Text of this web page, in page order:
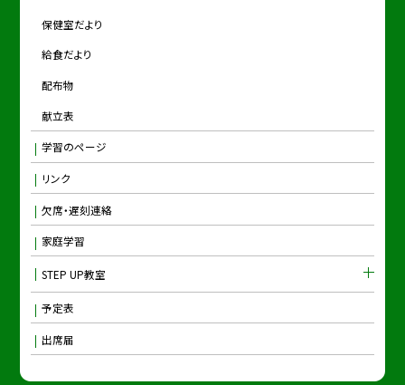
保健室だより
給食だより
配布物
献立表
学習のページ
リンク
欠席・遅刻連絡
家庭学習
STEP UP教室
予定表
出席届